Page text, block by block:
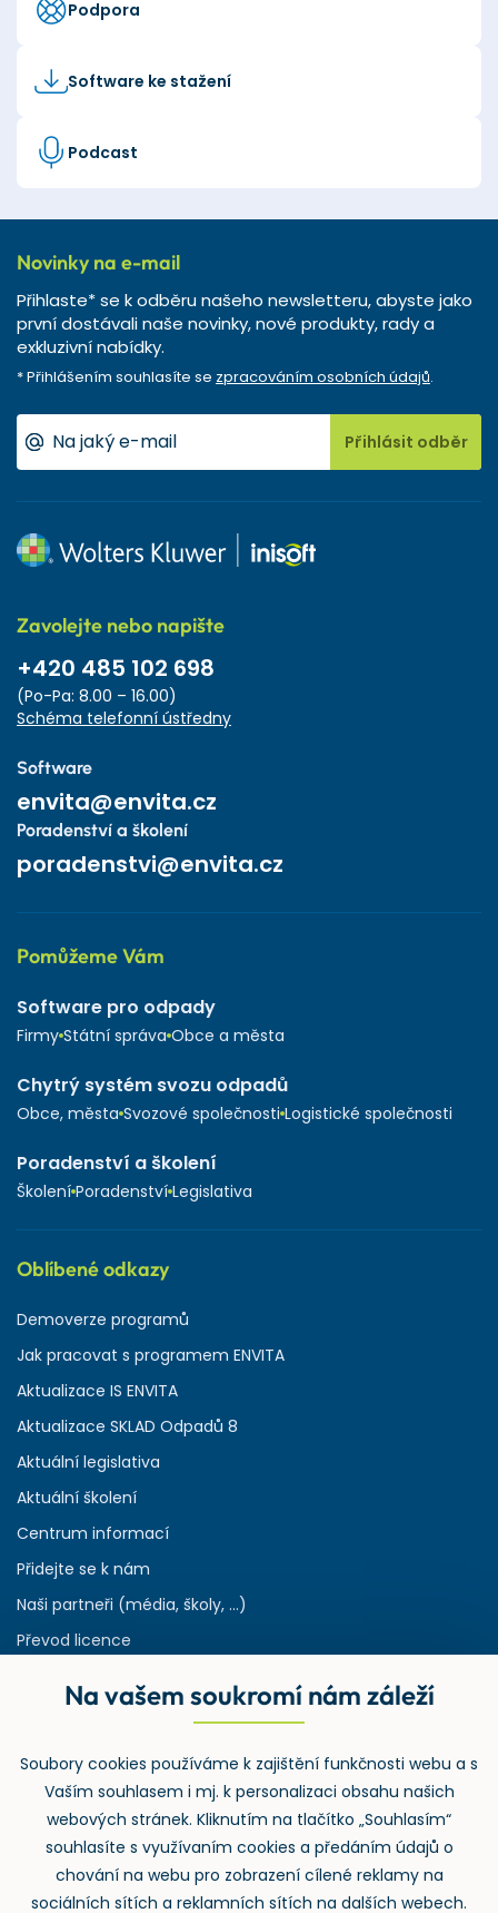
Podpora
Software ke stažení
Podcast
Novinky na e-mail
Přihlaste* se k odběru našeho newsletteru, abyste jako
první dostávali naše novinky, nové produkty, rady a
exkluzivní nabídky.
* Přihlášením souhlasíte se zpracováním osobních údajů.
Přihlásit odběr
Zavolejte nebo napište
+420 485 102 698
(Po-Pa: 8.00 – 16.00)
Schéma telefonní ústředny
Software
envita@envita.cz
Poradenství a školení
poradenstvi@envita.cz
Pomůžeme Vám
Software pro odpady
Firmy Státní správa Obce a města
Chytrý systém svozu odpadů
Obce, města Svozové společnosti Logistické společnosti
Poradenství a školení
Školení Poradenství Legislativa
Oblíbené odkazy
Demoverze programů
Jak pracovat s programem ENVITA
Aktualizace IS ENVITA
Aktualizace SKLAD Odpadů 8
Aktuální legislativa
Aktuální školení
Centrum informací
Přidejte se k nám
Naši partneři (média, školy, ...)
Převod licence
Rejstřík používaných zkratek v odpadech
Zpětný odběr
Na vašem soukromí nám záleží
Soubory cookies používáme k zajištění funkčnosti webu a s
Vaším souhlasem i mj. k personalizaci obsahu našich
webových stránek. Kliknutím na tlačítko „Souhlasím“
souhlasíte s využívaním cookies a předáním údajů o
chování na webu pro zobrazení cílené reklamy na
sociálních sítích a reklamních sítích na dalších webech.